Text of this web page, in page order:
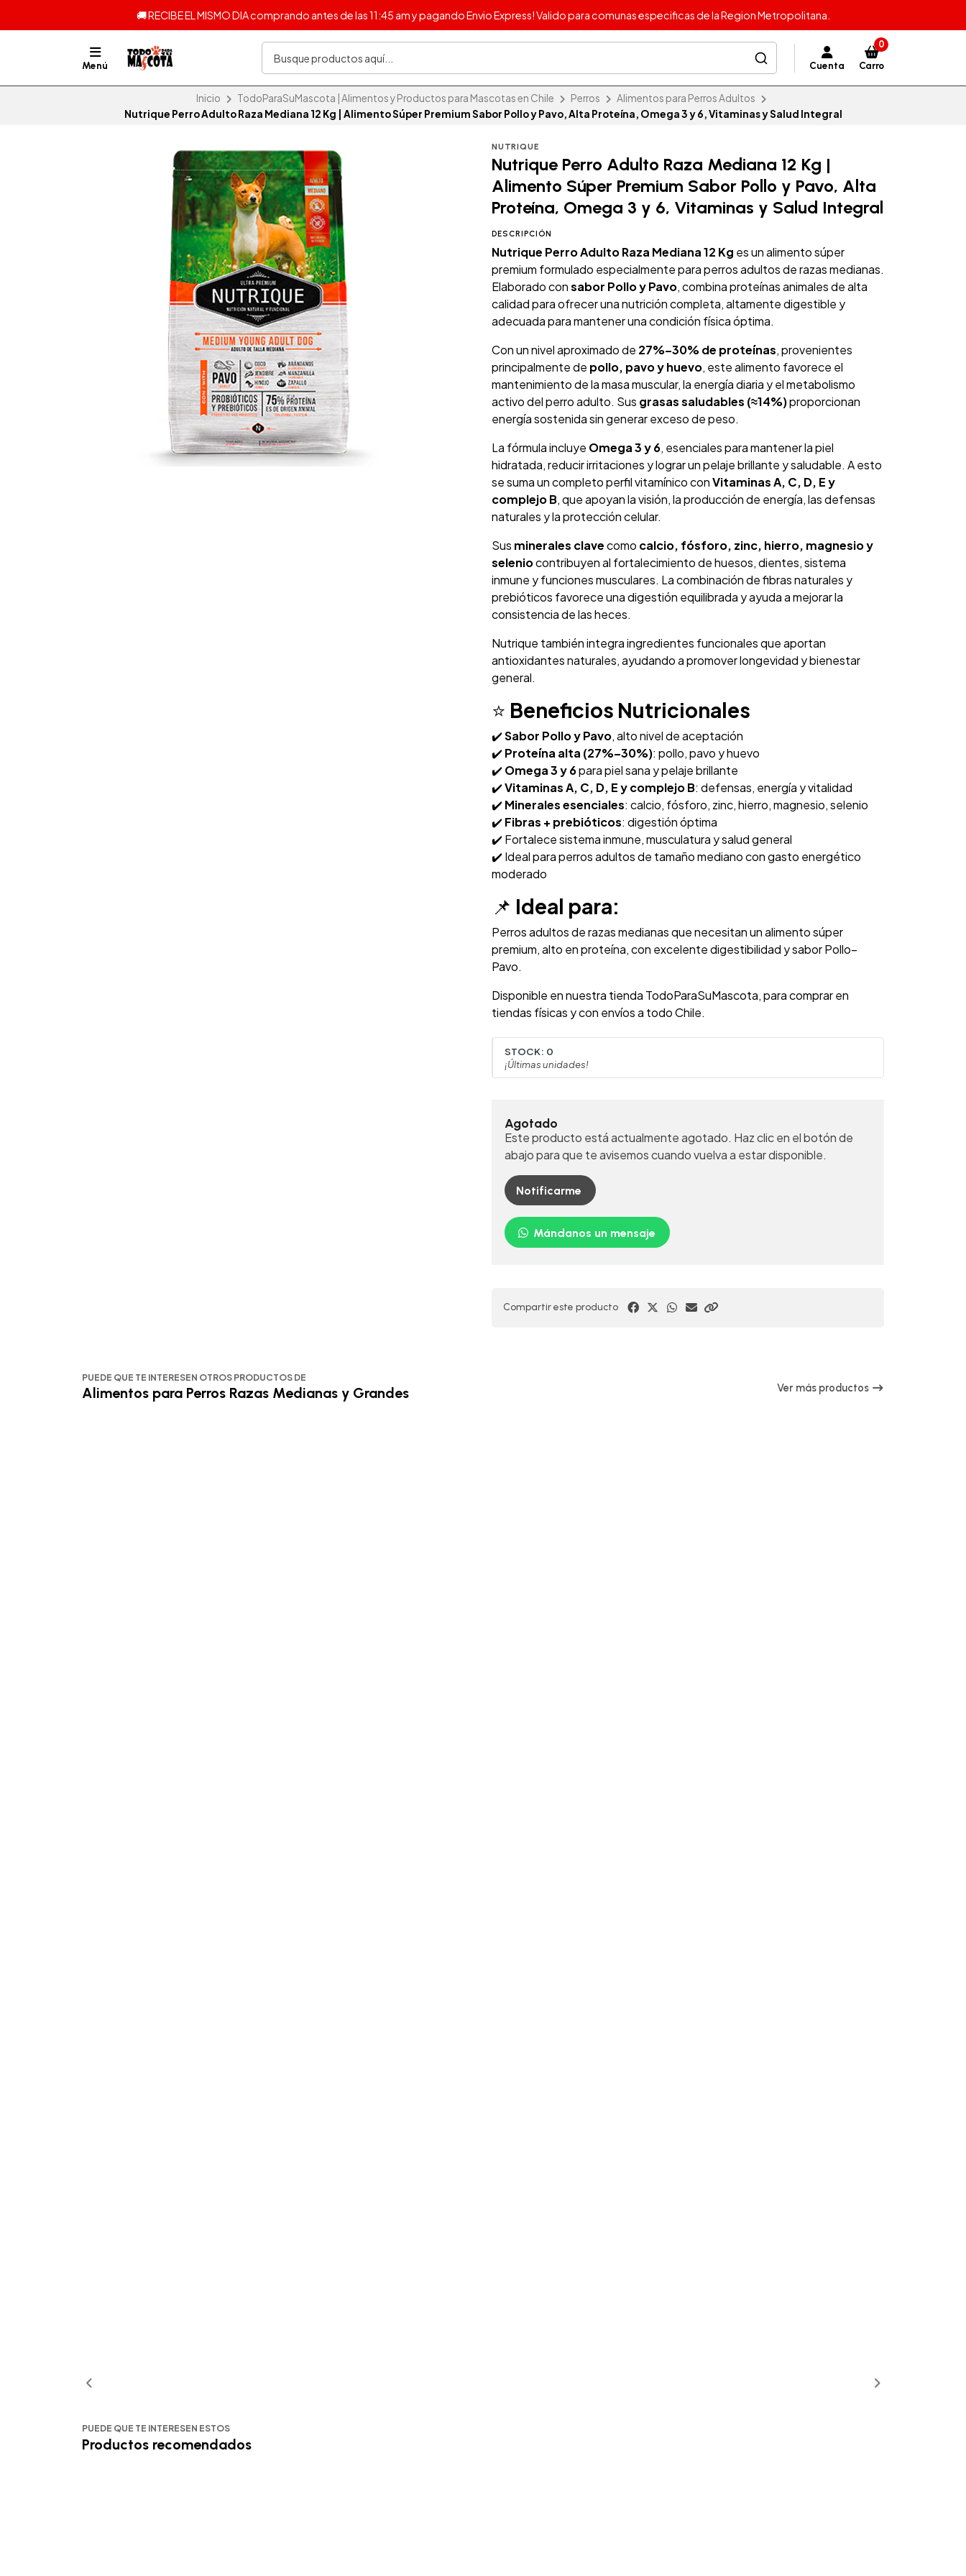
🚚 RECIBE EL MISMO DIA comprando antes de las 11:45 am y pagando Envio Express! Valido para comunas especificas de la Region Metropolitana.
Menú Cuenta
0
Carro
Inicio TodoParaSuMascota | Alimentos y Productos para Mascotas en Chile Perros
Alimentos para Perros Adultos
Nutrique Perro Adulto Raza Mediana 12 Kg | Alimento Súper Premium Sabor Pollo y Pavo, Alta Proteína, Omega 3 y 6, Vitaminas y Salud Integral
NUTRIQUE
Nutrique Perro Adulto Raza Mediana 12 Kg |
Alimento Súper Premium Sabor Pollo y Pavo, Alta
Proteína, Omega 3 y 6, Vitaminas y Salud Integral
DESCRIPCIÓN
Nutrique Perro Adulto Raza Mediana 12 Kg es un alimento súper
premium formulado especialmente para perros adultos de razas medianas.
Elaborado consabor Pollo y Pavo, combina proteínas animales de alta
calidad para ofrecer una nutrición completa, altamente digestible y
adecuada para mantener una condición física óptima.
Con un nivel aproximado de 27%–30% de proteínas, provenientes
principalmente de pollo, pavo y huevo, este alimento favorece el
mantenimiento de la masa muscular, la energía diaria y el metabolismo
activo del perro adulto. Sus grasas saludables (≈14%)proporcionan
energía sostenida sin generar exceso de peso.
La fórmula incluye Omega 3 y 6, esenciales para mantener la piel
hidratada, reducir irritaciones y lograr un pelaje brillante y saludable. A esto
se suma un completo perfil vitamínico conVitaminas A, C, D, E y
complejo B, que apoyan la visión, la producción de energía, las defensas
naturales y la protección celular.
Sus minerales clavecomo calcio, fósforo, zinc, hierro, magnesio y
seleniocontribuyen al fortalecimiento de huesos, dientes, sistema
inmune y funciones musculares. La combinación de fibras naturales y
prebióticos favorece una digestión equilibrada y ayuda a mejorar la
consistencia de las heces.
Nutrique también integra ingredientes funcionales que aportan
antioxidantes naturales, ayudando a promover longevidad y bienestar
general.
⭐ Beneficios Nutricionales
✔️Sabor Pollo y Pavo, alto nivel de aceptación
✔️ Proteína alta (27%–30%): pollo, pavo y huevo
✔️ Omega 3 y 6para piel sana y pelaje brillante
✔️Vitaminas A, C, D, E y complejo B: defensas, energía y vitalidad
✔️ Minerales esenciales: calcio, fósforo, zinc, hierro, magnesio, selenio
✔️ Fibras + prebióticos: digestión óptima
✔️ Fortalece sistema inmune, musculatura y salud general
✔️ Ideal para perros adultos de tamaño mediano con gasto energético
moderado
📌 Ideal para:
Perros adultos de razas medianas que necesitan un alimento súper
premium, alto en proteína, con excelente digestibilidad y sabor Pollo–
Pavo.
Disponible en nuestra tienda TodoParaSuMascota, para comprar en
tiendas físicas y con envíos a todo Chile.
STOCK: 0
¡Últimas unidades!
Agotado
Este producto está actualmente agotado. Haz clic en el botón de
abajo para que te avisemos cuando vuelva a estar disponible.
Notificarme
Mándanos un mensaje
Compartir este producto
PUEDE QUE TE INTERESEN OTROS PRODUCTOS DE
Alimentos para Perros Razas Medianas y Grandes Ver más productos
PUEDE QUE TE INTERESEN ESTOS
Productos recomendados